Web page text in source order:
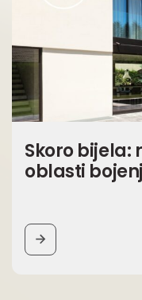
Skoro bijela:
oblasti
BUTTON